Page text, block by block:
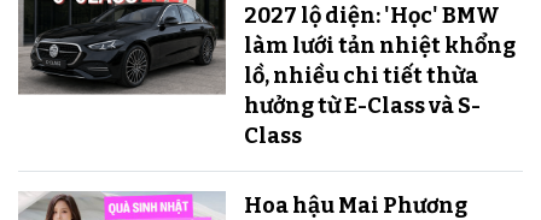
2027 lộ diện: 'Học' BMW
làm lưới tản nhiệt khổng
lồ, nhiều chi tiết thừa
hưởng từ E-Class và S-
Class
Hoa hậu Mai Phương